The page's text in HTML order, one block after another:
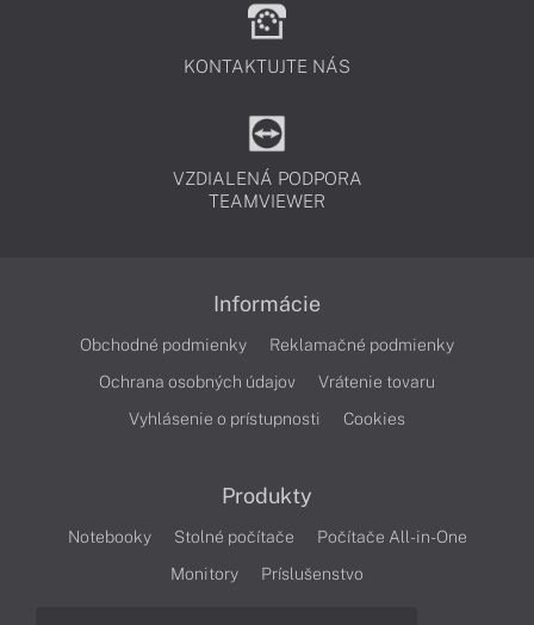
KONTAKTUJTE NÁS
VZDIALENÁ PODPORA
TEAMVIEWER
Informácie
Obchodné podmienky
Reklamačné podmienky
Ochrana osobných údajov
Vrátenie tovaru
Vyhlásenie o prístupnosti
Cookies
Produkty
Notebooky Stolné počítače
Počítače All-in-One
Monitory
Príslušenstvo